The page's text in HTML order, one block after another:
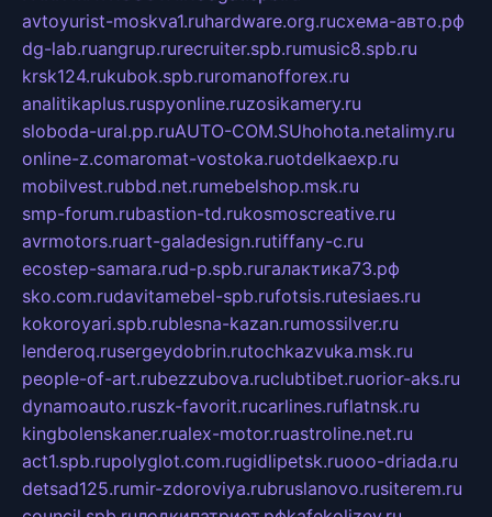
avtoyurist-moskva1.ruhardware.org.ruсхема-авто.рф
dg-lab.ruangrup.rurecruiter.spb.rumusic8.spb.ru
krsk124.rukubok.spb.ruromanofforex.ru
analitikaplus.ruspyonline.ruzosikamery.ru
sloboda-ural.pp.ruAUTO-COM.SUhohota.netalimy.ru
online-z.comaromat-vostoka.ruotdelkaexp.ru
mobilvest.rubbd.net.rumebelshop.msk.ru
smp-forum.rubastion-td.rukosmoscreative.ru
avrmotors.ruart-galadesign.rutiffany-c.ru
ecostep-samara.rud-p.spb.ruгалактика73.рф
sko.com.rudavitamebel-spb.rufotsis.rutesiaes.ru
kokoroyari.spb.rublesna-kazan.rumossilver.ru
lenderoq.rusergeydobrin.rutochkazvuka.msk.ru
people-of-art.rubezzubova.ruclubtibet.ruorior-aks.ru
dynamoauto.ruszk-favorit.rucarlines.ruflatnsk.ru
kingbolenskaner.rualex-motor.ruastroline.net.ru
act1.spb.rupolyglot.com.rugidlipetsk.ruooo-driada.ru
detsad125.rumir-zdoroviya.rubruslanovo.rusiterem.ru